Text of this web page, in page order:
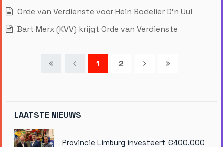
Orde van Verdienste voor Hein Bodelier D'n Uul
Bart Merx (KVV) krijgt Orde van Verdienste
1 2
LAATSTE NIEUWS
Provincie Limburg investeert €400.000